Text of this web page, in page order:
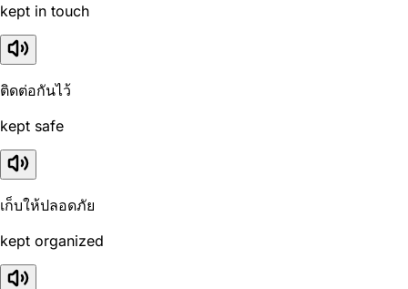
kept in touch
ติดต่อกันไว้
kept safe
เก็บให้ปลอดภัย
kept organized